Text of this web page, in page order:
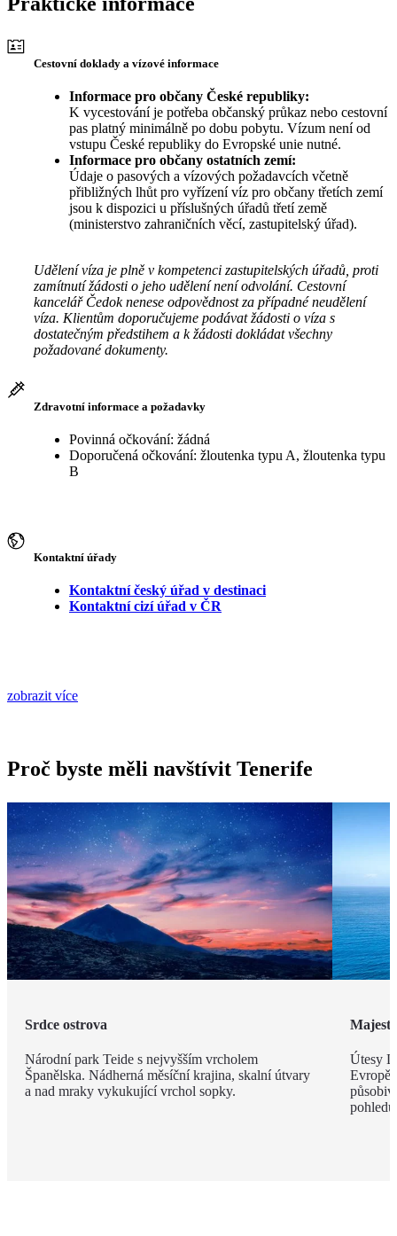
Cestovní doklady a vízové informace
Informace pro občany České republiky:
K vycestování je potřeba občanský průkaz nebo cestovní
pas platný minimálně po dobu pobytu. Vízum není od
vstupu České republiky do Evropské unie nutné.
Informace pro občany ostatních zemí:
Údaje o pasových a vízových požadavcích včetně
přibližných lhůt pro vyřízení víz pro občany třetích zemí
jsou k dispozici u příslušných úřadů třetí země
(ministerstvo zahraničních věcí, zastupitelský úřad).
Udělení víza je plně v kompetenci zastupitelských úřadů, proti
zamítnutí žádosti o jeho udělení není odvolání. Cestovní
kancelář Čedok nenese odpovědnost za případné neudělení
víza. Klientům doporučujeme podávat žádosti o víza s
dostatečným předstihem a k žádosti dokládat všechny
požadované dokumenty.
Zdravotní informace a požadavky
Povinná očkování: žádná
Doporučená očkování: žloutenka typu A, žloutenka typu
B
Kontaktní úřady
Kontaktní český úřad v destinaci
Kontaktní cizí úřad v ČR
zobrazit více
Proč byste měli navštívit Tenerife
Srdce ostrova
Národní park Teide s nejvyšším vrcholem
Španělska. Nádherná měsíční krajina, skalní útvary
a nad mraky vykukující vrchol sopky.
Útesy
Evropě,